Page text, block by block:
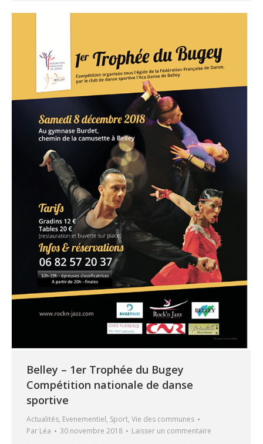
Belley – 1er Trophée du Bugey
Compétition nationale de danse
sportive
Actualités, Evenementiel, Sport, Vie des communes
Par Léa 30 novembre 2018 Laisser un commentaire